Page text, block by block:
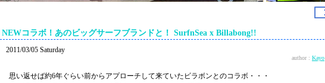
NEWコラボ！あのビッグサーフブランドと！ SurfnSea x Billabong!!
2011/03/05 Saturday
author : Kayo
思い返せば約6年ぐらい前からアプローチして来ていたビラボンとのコラボ・・・